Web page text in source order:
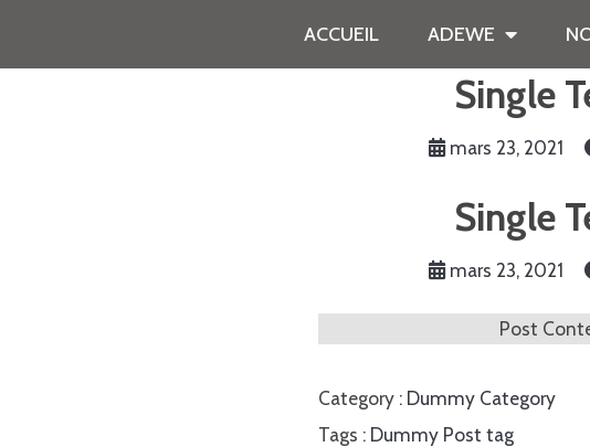
ACCUEIL ADEWE
Single
mars 23, 2021
Single
mars 23, 2021
Post
Category : Dummy Category
Tags : Dummy Post tag